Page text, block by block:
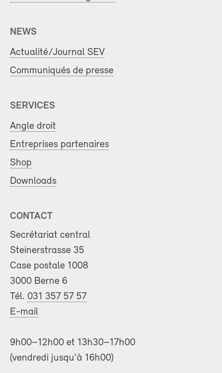
NEWS
Actualité/Journal SEV
Communiqués de presse
SERVICES
Angle droit
Entreprises partenaires
Shop
Downloads
CONTACT
Secrétariat central
Steinerstrasse 35
Case postale 1008
3000 Berne 6
Tél. 031 357 57 57
E-mail
9h00–12h00 et 13h30–17h00
(vendredi jusqu'à 16h00)